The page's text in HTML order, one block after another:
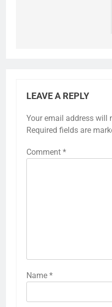
LEAVE A REPLY
Your email address will
Required fields are
Comment *
Name *